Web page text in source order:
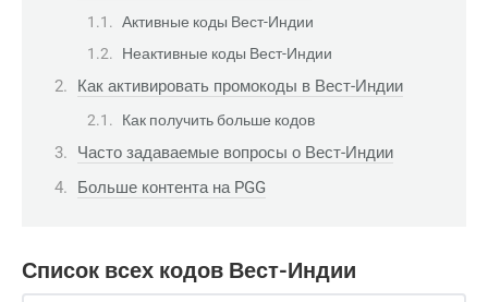
Активные коды Вест-Индии
Неактивные коды Вест-Индии
Как активировать промокоды в Вест-Индии
Как получить больше кодов
Часто задаваемые вопросы о Вест-Индии
Больше контента на PGG
Список всех кодов Вест-Индии